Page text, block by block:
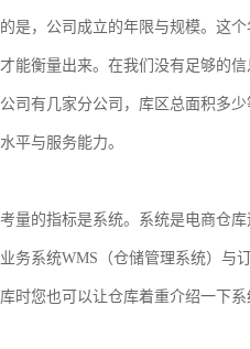
是，公司成立的年限与规模。这
能衡量出来。在我们没有足够的
司有几家分公司，库区总面积多
平与服务能力。
量的指标是系统。系统是电商仓
务系统WMS（仓储管理系统）与
时您也可以让仓库着重介绍一下